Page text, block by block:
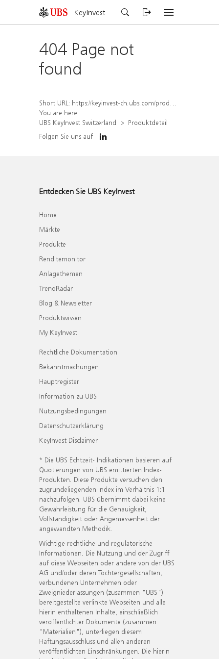
KeyInvest
404 Page not
found
Short URL: https://keyinvest-ch.ubs.com/produkt/detail/index/isin/CH1562195763
You are here:
UBS KeyInvest Switzerland
Produktdetail
Folgen Sie uns auf
Entdecken Sie UBS KeyInvest
Home
Märkte
Produkte
Renditemonitor
Anlagethemen
TrendRadar
Blog & Newsletter
Produktwissen
My KeyInvest
Rechtliche Dokumentation
Bekanntmachungen
Hauptregister
Information zu UBS
Nutzungsbedingungen
Datenschutzerklärung
KeyInvest Disclaimer
* Die UBS Echtzeit- Indikationen basieren auf
Quotierungen von UBS emittierten Index-
Produkten. Diese Produkte versuchen den
zugrundeliegenden Index im Verhältnis 1:1
nachzufolgen. UBS übernimmt dabei keine
Gewährleistung für die Genauigkeit,
Vollständigkeit oder Angemessenheit der
angewandten Methodik.
Wichtige rechtliche und regulatorische
Informationen. Die Nutzung und der Zugriff
auf diese Webseiten oder andere von der UBS
AG und/oder deren Tochtergesellschaften,
verbundenen Unternehmen oder
Zweigniederlassungen (zusammen "UBS")
bereitgestellte verlinkte Webseiten und alle
hierin enthaltenen Inhalte, einschließlich
veröffentlichter Dokumente (zusammen
"Materialien"), unterliegen diesem
Haftungsausschluss und allen anderen
veröffentlichten Einschränkungen. Die hierin